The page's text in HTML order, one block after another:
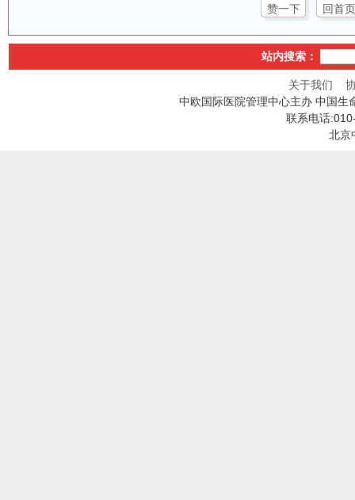
赞一下 回首页
站内搜索：
关于我们
中欧国际医院管理中心主办 中国生
联系电话
北京